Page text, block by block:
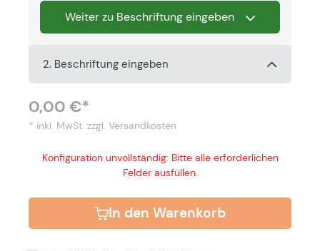
Weiter zu Beschriftung eingeben
2. Beschriftung eingeben
0,00 €*
* inkl. MwSt. zzgl. Versandkosten
Konfiguration unvollständig: Bitte alle erforderlichen
Felder ausfüllen.
In den Warenkorb